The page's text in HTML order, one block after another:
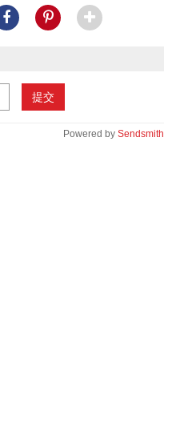
提交
Powered by Sendsmith